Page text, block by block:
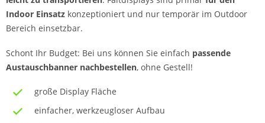
Indoor Einsatz konzeptioniert und nur temporär im Outdoor
Bereich einsetzbar.
Schont Ihr Budget: Bei uns können Sie einfach passende
Austauschbanner nachbestellen, ohne Gestell!
große Display Fläche
einfacher, werkzeugloser Aufbau